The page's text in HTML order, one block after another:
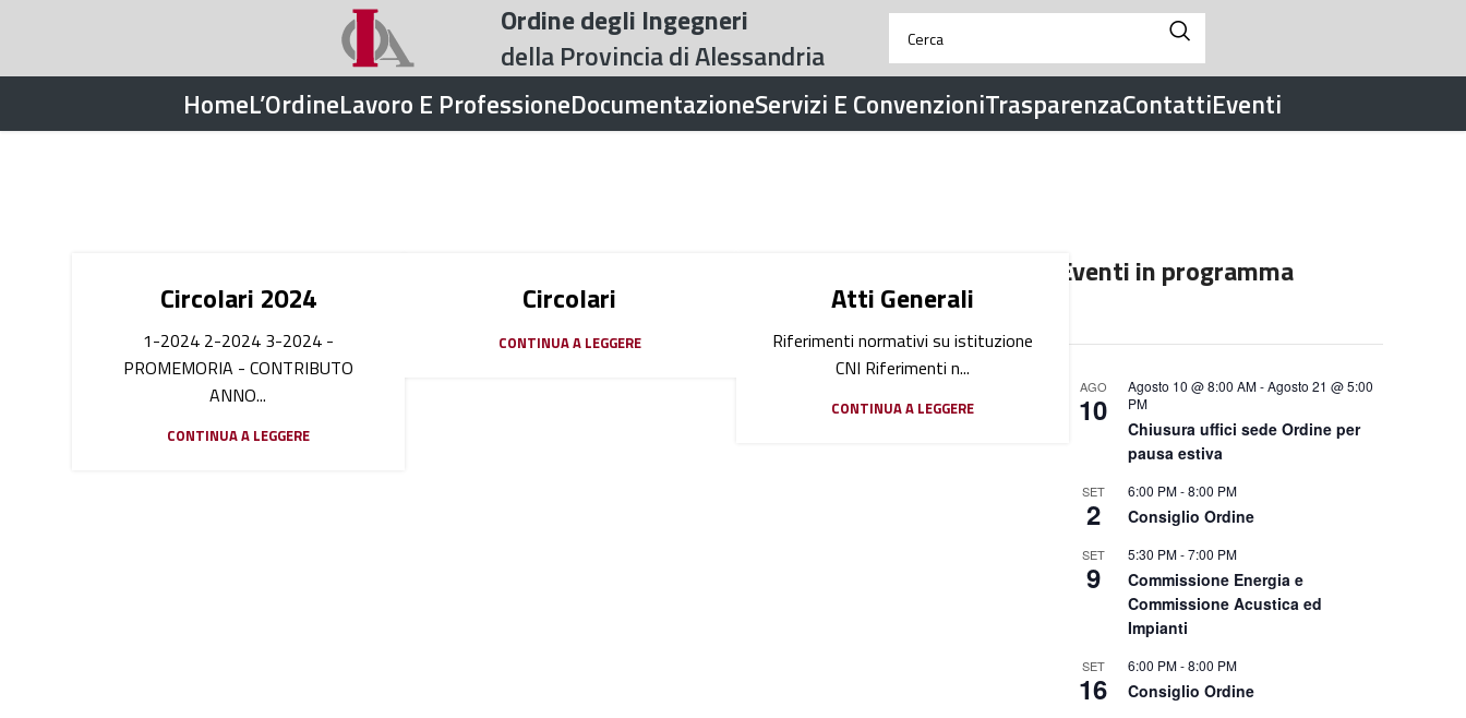
Ordine degli Ingegneri
della Provincia di Alessandria
HomeL’OrdineLavoro E ProfessioneDocumentazioneServizi E ConvenzioniTrasparenzaContattiEventi
Circolari 2024
1-2024 2-2024 3-2024 -
PROMEMORIA - CONTRIBUTO
ANNO...
CONTINUA A LEGGERE
Circolari
CONTINUA A LEGGERE
Atti Generali
Riferimenti normativi su istituzione
CNI Riferimenti n...
CONTINUA A LEGGERE
Eventi in programma
AGO
10
Agosto 10 @ 8:00 AM-Agosto 21 @ 5:00
PM
Chiusura uffici sede Ordine per
pausa estiva
SET
2
6:00 PM-8:00 PM
Consiglio Ordine
SET
9
5:30 PM-7:00 PM
Commissione Energia e
Commissione Acustica ed
Impianti
SET
16
6:00 PM-8:00 PM
Consiglio Ordine